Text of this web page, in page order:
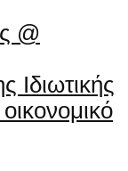
@
Ιδιωτικής